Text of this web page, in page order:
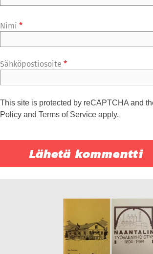
Nimi *
Sähköpostiosoite *
This site is protected by reCAPTCHA and
Policy and Terms of Service apply.